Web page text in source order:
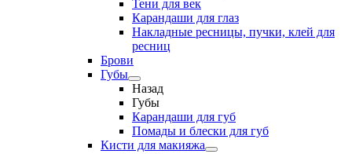
Тени для век
Карандаши для глаз
Накладные ресницы, пучки, клей для
ресниц
Брови
Губы
Назад
Губы
Карандаши для губ
Помады и блески для губ
Кисти для макияжа